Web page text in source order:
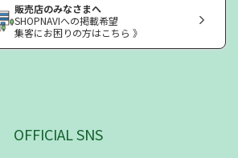
販売店のみなさまへ
SHOPNAVIへの掲載希望
集客にお困りの方はこちら 》
OFFICIAL SNS